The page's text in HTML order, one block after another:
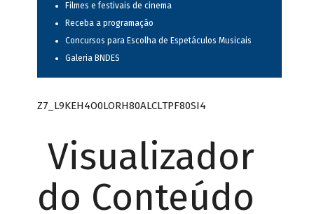
Filmes e festivais de cinema
Receba a programação
Concursos para Escolha de Espetáculos Musicais
Galeria BNDES
Z7_L9KEH4O0LORH80ALCLTPF80SI4
Visualizador
do Conteúdo